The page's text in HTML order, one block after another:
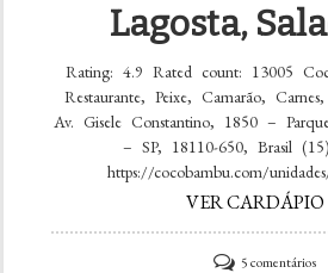
Lagosta,
Rating: 4.9 Rated count: 13005
Restaurante, Peixe, Camarão,
Av. Gisele Constantino, 1850 –
– SP, 18110-650, Brasil
https://cocobambu.com/
VER CARDÁPIO
5 comentáriosem